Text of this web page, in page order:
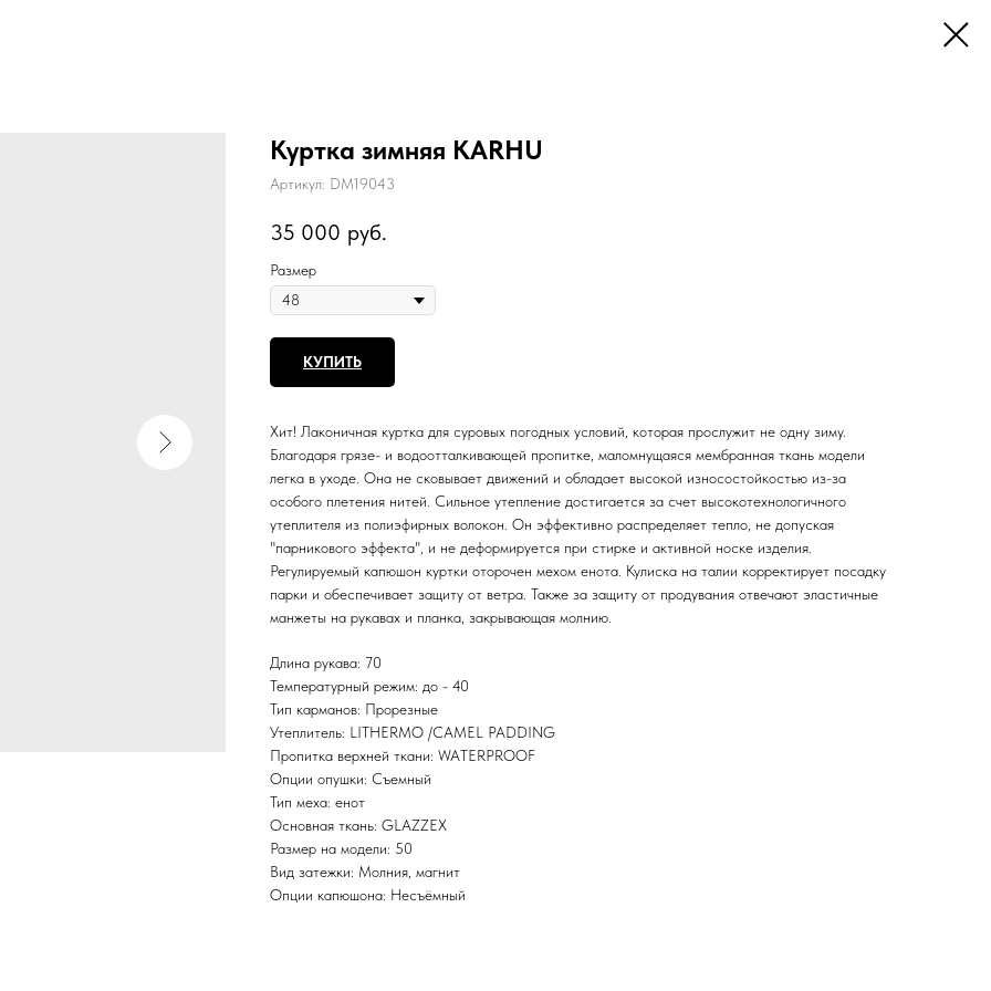
Куртка зимняя KARHU
Артикул: DM19043
35 000 руб.
Размер
КУПИТЬ
Хит! Лаконичная куртка для суровых погодных условий, которая прослужит не одну зиму.
Благодаря грязе- и водоотталкивающей пропитке, маломнущаяся мембранная ткань модели
легка в уходе. Она не сковывает движений и обладает высокой износостойкостью из-за
особого плетения нитей. Сильное утепление достигается за счет высокотехнологичного
утеплителя из полиэфирных волокон. Он эффективно распределяет тепло, не допуская
"парникового эффекта", и не деформируется при стирке и активной носке изделия.
Регулируемый капюшон куртки оторочен мехом енота. Кулиска на талии корректирует посадку
парки и обеспечивает защиту от ветра. Также за защиту от продувания отвечают эластичные
манжеты на рукавах и планка, закрывающая молнию.
Длина рукава: 70
Температурный режим: до - 40
Тип карманов: Прорезные
Утеплитель: LITHERMO /CAMEL PADDING
Пропитка верхней ткани: WATERPROOF
Опции опушки: Съемный
Тип меха: енот
Основная ткань: GLAZZEX
Размер на модели: 50
Вид затежки: Молния, магнит
Опции капюшона: Несъёмный